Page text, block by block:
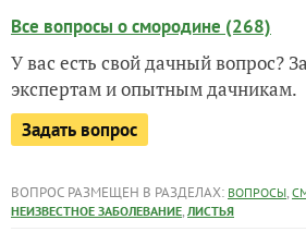
Все вопросы о смородине (268)
У вас есть свой дачный вопрос?
экспертам и опытным дачникам.
Задать вопрос
ВОПРОС РАЗМЕЩЕН В РАЗДЕЛАХ: ВОПРОСЫ,
НЕИЗВЕСТНОЕ ЗАБОЛЕВАНИЕ, ЛИСТЬЯ